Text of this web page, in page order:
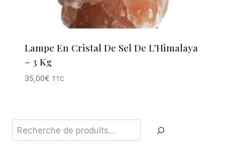
Lampe En Cristal De Sel De L’Himalaya
– 3 Kg
35,00€ TTC
Rechercher